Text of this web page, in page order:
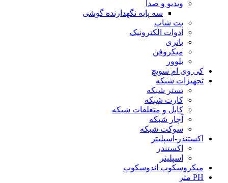
ویدیو و صدا
سه پایه نگهدارنده گوشی
پت شاپ
ادوات الکترونیک
باتری
میکروفن
بلوور
کی وی ام سویچ
تجهیزات شبکه
تستر شبکه
کارت شبکه
کابل و متعلقات شبکه
آچار شبکه
سوکت شبکه
اکستندر-اسپلیتر
اکستندر
اسپلیتر
میکروسکوپ اندوسکوپ
PH متر